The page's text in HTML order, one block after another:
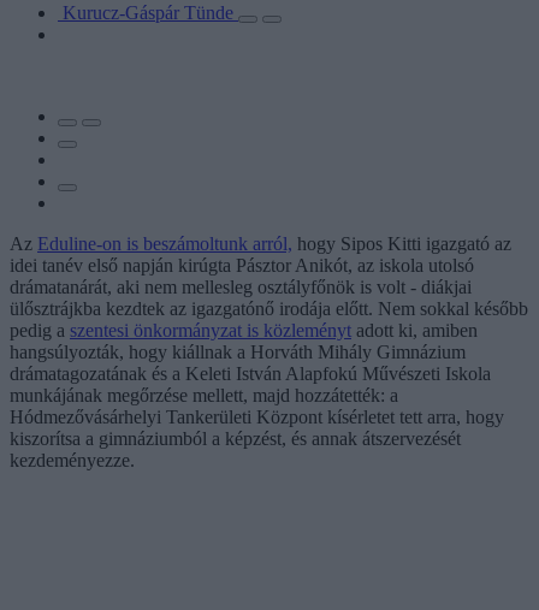
Kurucz-Gáspár Tünde
Az Eduline-on is beszámoltunk arról, hogy Sipos Kitti igazgató az
idei tanév első napján kirúgta Pásztor Anikót, az iskola utolsó
drámatanárát, aki nem mellesleg osztályfőnök is volt - diákjai
ülősztrájkba kezdtek az igazgatónő irodája előtt. Nem sokkal később
pedig a szentesi önkormányzat is közleményt adott ki, amiben
hangsúlyozták, hogy kiállnak a Horváth Mihály Gimnázium
drámatagozatának és a Keleti István Alapfokú Művészeti Iskola
munkájának megőrzése mellett, majd hozzátették: a
Hódmezővásárhelyi Tankerületi Központ kísérletet tett arra, hogy
kiszorítsa a gimnáziumból a képzést, és annak átszervezését
kezdeményezze.